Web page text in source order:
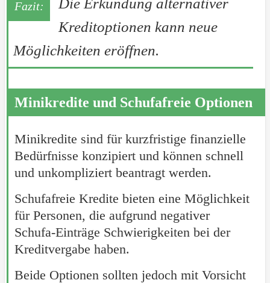
Kreditoptionen kann neue
Möglichkeiten eröffnen.
Minikredite und Schufafreie Optionen
Minikredite sind für kurzfristige finanzielle
Bedürfnisse konzipiert und können schnell
und unkompliziert beantragt werden.
Schufafreie Kredite bieten eine Möglichkeit
für Personen, die aufgrund negativer
Schufa-Einträge Schwierigkeiten bei der
Kreditvergabe haben.
Beide Optionen sollten jedoch mit Vorsicht